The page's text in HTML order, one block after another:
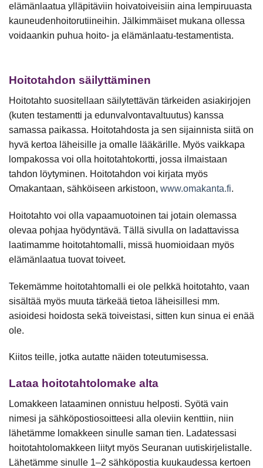
elämänlaatua ylläpitäviin hoivatoiveisiin aina lempiruuasta
kauneudenhoitorutiineihin. Jälkimmäiset mukana ollessa
voidaankin puhua hoito- ja elämänlaatu-testamentista.
Hoitotahdon säilyttäminen
Hoitotahto suositellaan säilytettävän tärkeiden asiakirjojen
(kuten testamentti ja edunvalvontavaltuutus) kanssa
samassa paikassa. Hoitotahdosta ja sen sijainnista siitä on
hyvä kertoa läheisille ja omalle lääkärille. Myös vaikkapa
lompakossa voi olla hoitotahtokortti, jossa ilmaistaan
tahdon löytyminen. Hoitotahdon voi kirjata myös
Omakantaan, sähköiseen arkistoon, www.omakanta.fi.
Hoitotahto voi olla vapaamuotoinen tai jotain olemassa
olevaa pohjaa hyödyntävä. Tällä sivulla on ladattavissa
laatimamme hoitotahtomalli, missä huomioidaan myös
elämänlaatua tuovat toiveet.
Tekemämme hoitotahtomalli ei ole pelkkä hoitotahto, vaan
sisältää myös muuta tärkeää tietoa läheisillesi mm.
asioidesi hoidosta sekä toiveistasi, sitten kun sinua ei enää
ole.
Kiitos teille, jotka autatte näiden toteutumisessa.
Lataa hoitotahtolomake alta
Lomakkeen lataaminen onnistuu helposti. Syötä vain
nimesi ja sähköpostiosoitteesi alla oleviin kenttiin, niin
lähetämme lomakkeen sinulle saman tien. Ladatessasi
hoitotahtolomakkeen liityt myös Seuranan uutiskirjelistalle.
Lähetämme sinulle 1–2 sähköpostia kuukaudessa kertoen